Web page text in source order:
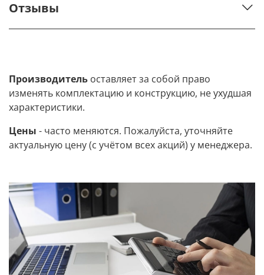
Отзывы
Производитель оставляет за собой право
изменять комплектацию и конструкцию, не ухудшая
характеристики.
Цены - часто меняются. Пожалуйста, уточняйте
актуальную цену (с учётом всех акций) у менеджера.